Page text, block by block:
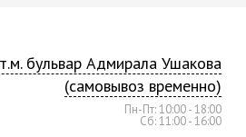
бульвар Адмирала Ушакова
(самовывоз временно)
Пн-Пт: 10:00 - 18:00
Сб: 11:00 - 16:00